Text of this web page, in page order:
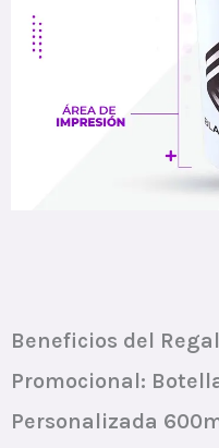
Beneficios del
Promocional:
Personalizada